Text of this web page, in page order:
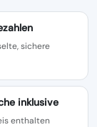
sichere
inklusive
enthalten